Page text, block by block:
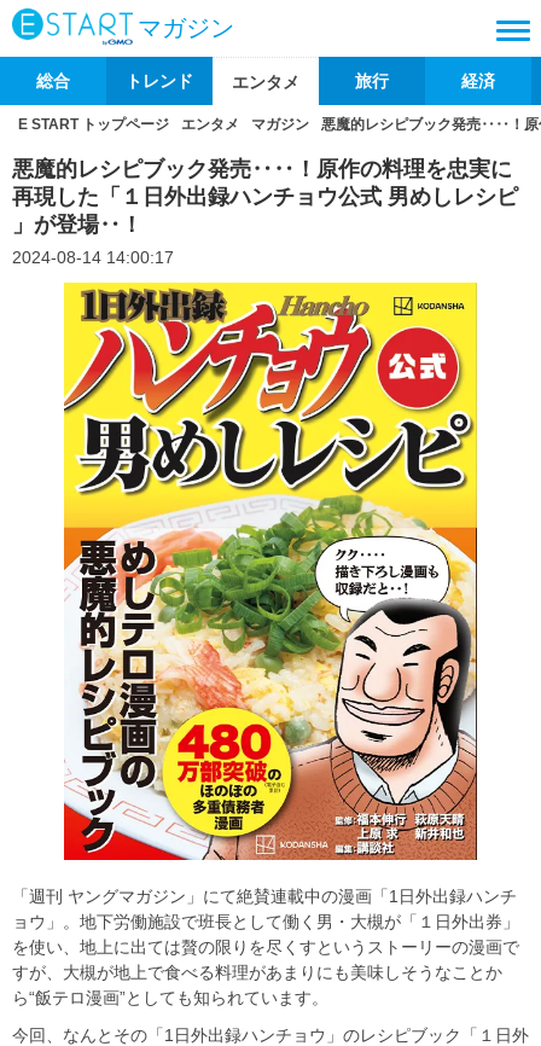
マガジン
総合 トレンド エンタメ 旅行 経済
E START トップページ エンタメ マガジン 悪魔的レシピブック発売‥‥！原
悪魔的レシピブック発売‥‥！原作の料理を忠実に
再現した「１日外出録ハンチョウ公式 男めしレシピ
」が登場‥！
2024-08-14 14:00:17
「週刊 ヤングマガジン」にて絶賛連載中の漫画「1日外出録ハンチ
ョウ」。地下労働施設で班長として働く男・大槻が「１日外出券」
を使い、地上に出ては贅の限りを尽くすというストーリーの漫画で
すが、大槻が地上で食べる料理があまりにも美味しそうなことか
ら“飯テロ漫画”としても知られています。
今回、なんとその「1日外出録ハンチョウ」のレシピブック「１日外